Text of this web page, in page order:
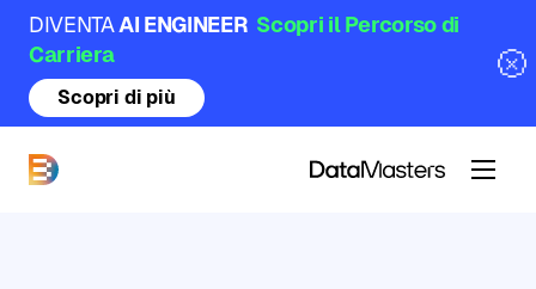
DIVENTAAI ENGINEER Scopri il Percorso di
Carriera
Scopri di più